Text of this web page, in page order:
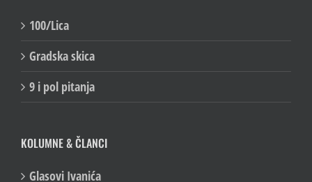
100/Lica
Gradska skica
9 i pol pitanja
KOLUMNE & ČLANCI
Glasovi Ivanića